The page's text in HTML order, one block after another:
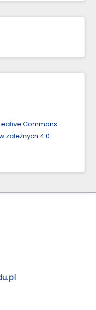
Commons
zależnych 4.0